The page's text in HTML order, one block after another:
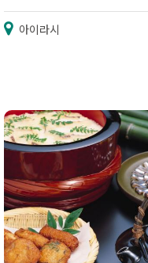
아이라시